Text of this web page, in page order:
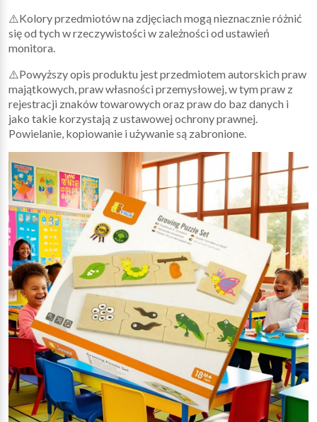
⚠️Kolory przedmiotów na zdjęciach mogą nieznacznie różnić
się od tych w rzeczywistości w zależności od ustawień
monitora.
⚠️Powyższy opis produktu jest przedmiotem autorskich praw
majątkowych, praw własności przemysłowej, w tym praw z
rejestracji znaków towarowych oraz praw do baz danych i
jako takie korzystają z ustawowej ochrony prawnej.
Powielanie, kopiowanie i używanie są zabronione.